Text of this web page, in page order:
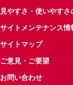
見やすさ・使いやすさ
サイトメンテナンス情
サイトマップ
ご意見・ご要望
お問い合わせ